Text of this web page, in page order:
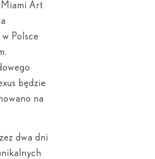
Miami Art
Polsce
będzie
na
dwa dni